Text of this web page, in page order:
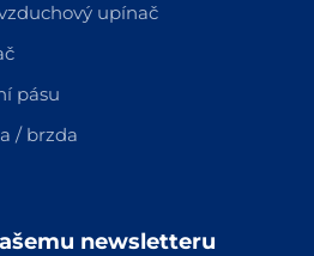
upínač
pásu
/ brzda
newsletteru